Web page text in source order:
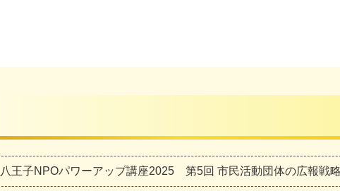
八王子NPOパワーアップ講座2025 第5回 市民活動団体の広報戦